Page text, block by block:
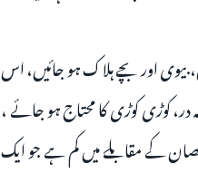
بیوی اور بچے ہلاک ہو جائیں، اس
در، کوڑی کوڑی کا محتاج ہو جائے ،
کے مقابلے میں کم ہے جو ایک